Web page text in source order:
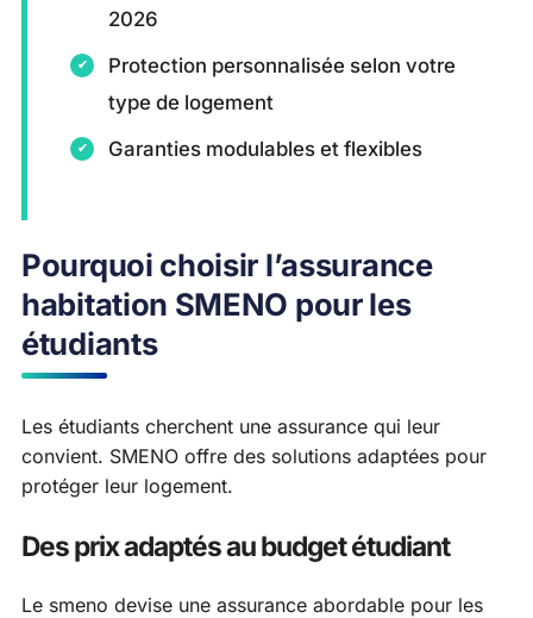
2026
Protection personnalisée selon votre
type de logement
Garanties modulables et flexibles
Pourquoi choisir l’assurance
habitation SMENO pour les
étudiants
Les étudiants cherchent une assurance qui leur
convient. SMENO offre des solutions adaptées pour
protéger leur logement.
Des prix adaptés au budget étudiant
Le smeno devise une assurance abordable pour les